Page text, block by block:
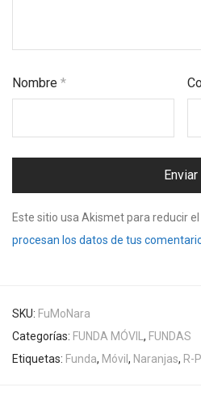
Nombre *
Este sitio usa Akismet para reducir el
procesan los datos de tus
SKU: FuMoNara
Categorías: FUNDA MÓVIL , FUNDAS
Etiquetas: Funda, Móvil , Naranjas, R-